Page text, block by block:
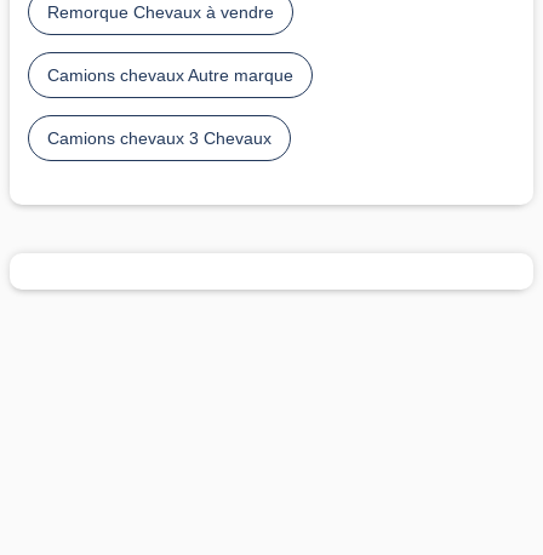
Remorque Chevaux à vendre
Camions chevaux Autre marque
Camions chevaux 3 Chevaux